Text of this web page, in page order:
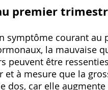
premier
symptôme courant
la mauvaise
peuvent être
et à mesure que la
dos, car elle